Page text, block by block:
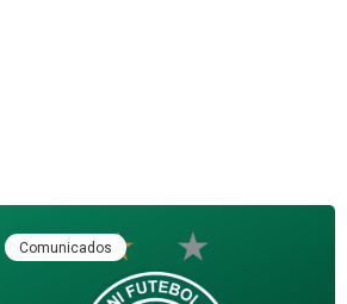
Comunicados